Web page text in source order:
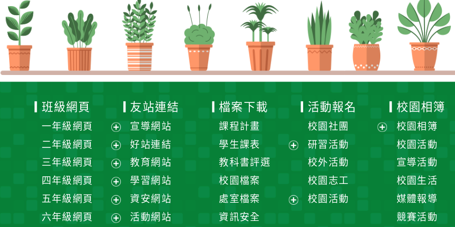
班級網頁
一年級網頁
展
開
選
單
二年級網頁
展
選
單
三年級網頁
展
選
單
四年級網頁
展
五年級網頁
展
六年級網頁
友站連結
宣導網站
好站連結
教育網站
學習網站
資安網站
活動網站
檔案下載
課程計畫
學生課表
單
教科書評選
校園檔案
處室檔案
資訊安全
活動報名
校園社團
研習活動
校外活動
校園志工
校園活動
校園相簿
校園相簿
校園活動
宣導活動
校園生活
媒體報導
競賽活動